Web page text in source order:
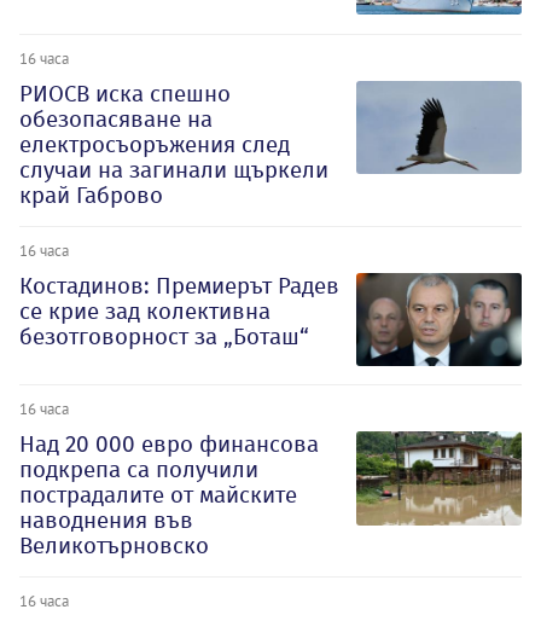
16 часа
РИОСВ иска спешно
обезопасяване на
електросъоръжения след
случаи на загинали щъркели
край Габрово
16 часа
Костадинов: Премиерът Радев
се крие зад колективна
безотговорност за „Боташ“
16 часа
Над 20 000 евро финансова
подкрепа са получили
пострадалите от майските
наводнения във
Великотърновско
16 часа